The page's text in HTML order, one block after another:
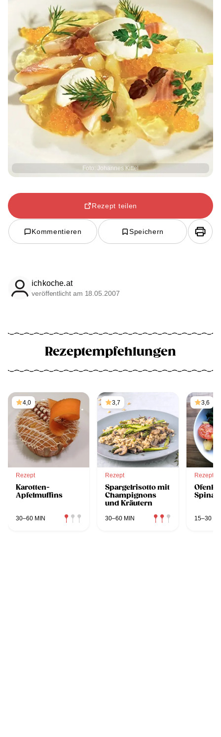
Foto: Johannes Kittel
Rezept teilen
Kommentieren Speichern
ichkoche.at
veröffentlicht am 18.05.2007
Rezeptempfehlungen
4,0
Rezept
Karotten-
Apfelmuffins
30–60 MIN
3,7
Rezept
Spargelrisotto mit
Champignons
und Kräutern
30–60 MIN
3,6
Rezept
Spinat
15–30